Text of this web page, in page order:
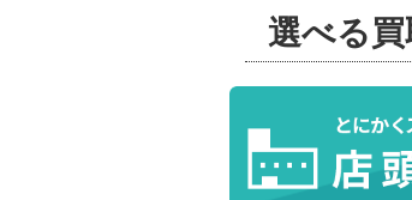
選べる